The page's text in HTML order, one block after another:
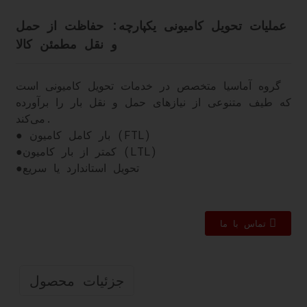
عملیات تحویل کامیونی یکپارچه: حفاظت از حمل
و نقل مطمئن کالا
گروه آماسیا متخصص در خدمات تحویل کامیونی است
که طیف متنوعی از نیازهای حمل و نقل بار را برآورده
می‌کند.
● بار کامل کامیون (FTL)
●
کمتر از بار کامیون (LTL)
●تحویل استاندارد یا سریع
تماس با ما
جزئیات محصول